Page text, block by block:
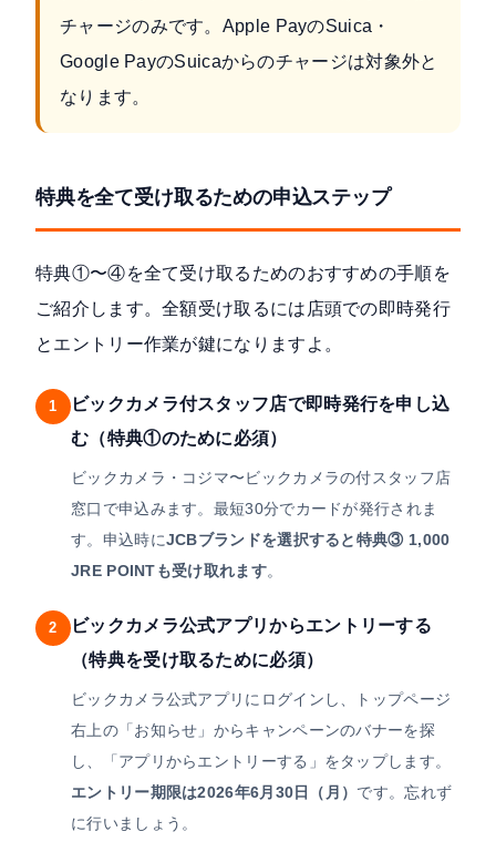
チャージのみです。Apple PayのSuica・
Google PayのSuicaからのチャージは対象外と
なります。
特典を全て受け取るための申込ステップ
特典①〜④を全て受け取るためのおすすめの手順を
ご紹介します。全額受け取るには店頭での即時発行
とエントリー作業が鍵になりますよ。
1
ビックカメラ付スタッフ店で即時発行を申し込
む（特典①のために必須）
ビックカメラ・コジマ〜ビックカメラの付スタッフ店
窓口で申込みます。最短30分でカードが発行されま
す。申込時にJCBブランドを選択すると特典③ 1,000
JRE POINTも受け取れます。
2
ビックカメラ公式アプリからエントリーする
（特典を受け取るために必須）
ビックカメラ公式アプリにログインし、トップページ
右上の「お知らせ」からキャンペーンのバナーを探
し、「アプリからエントリーする」をタップします。
エントリー期限は2026年6月30日（月） です。忘れず
に行いましょう。